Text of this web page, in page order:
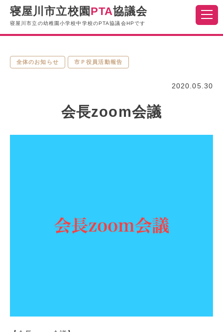
寝屋川市立校園 PTA協議会
寝屋川市立の幼稚園小学校中学校のPTA協議会HPです
全体のお知らせ 市Ｐ役員活動報告
2020.05.30
会長zoom会議